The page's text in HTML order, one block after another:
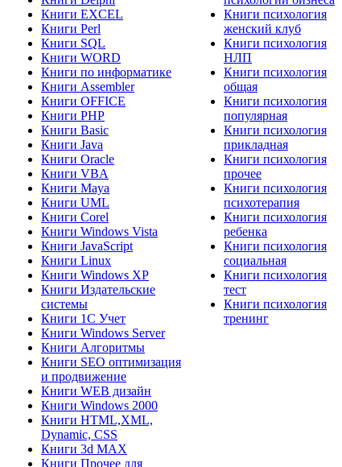
Книги EXCEL
Книги Perl
Книги SQL
Книги WORD
Книги по информатике
Книги Assembler
Книги OFFICE
Книги PHP
Книги Basic
Книги Java
Книги Oracle
Книги VBA
Книги Maya
Книги UML
Книги Corel
Книги Windows Vista
Книги JavaScript
Книги Linux
Книги Windows XP
Книги Издательские
системы
Книги 1C Учет
Книги Windows Server
Книги Алгоритмы
Книги SEO оптимизация
и продвижение
Книги WEB дизайн
Книги Windows 2000
Книги HTML,XML,
Dynamic, CSS
Книги 3d MAX
Книги Прочее для
Книги психология
женский клуб
Книги психология
НЛП
Книги психология
общая
Книги психология
популярная
Книги психология
прикладная
Книги психология
прочее
Книги психология
психотерапия
Книги психология
ребенка
Книги психология
социальная
Книги психология
тест
Книги психология
тренинг